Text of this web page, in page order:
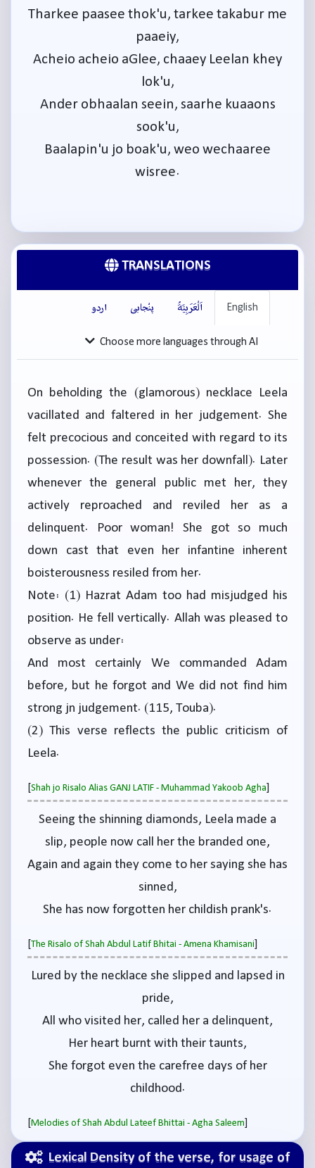
Lexical Density of the verse, for usage of
Tharkee paasee thok'u, tarkee takabur me
paaeiy,
Acheio acheio aGlee, chaaey Leelan khey
lok'u,
Ander obhaalan seein, saarhe kuaaons
sook'u,
Baalapin'u jo boak'u, weo wechaaree
wisree.
TRANSLATIONS
English اَلْعَرَبِيَّةُ پنْجابی اردو
Choose more languages through AI
On beholding the (glamorous) necklace Leela
vacillated and faltered in her judgement. She
felt precocious and conceited with regard to its
possession. (The result was her downfall). Later
whenever the general public met her, they
actively reproached and reviled her as a
delinquent. Poor woman! She got so much
down cast that even her infantine inherent
boisterousness resiled from her.
Note: (1) Hazrat Adam too had misjudged his
position. He fell vertically. Allah was pleased to
observe as under:
And most certainly We commanded Adam
before, but he forgot and We did not find him
strong jn judgement. (115, Touba).
(2) This verse reflects the public criticism of
Leela.
[Shah jo Risalo Alias GANJ LATIF - Muhammad Yakoob Agha
Seeing the shinning diamonds, Leela made a
slip, people now call her the branded one,
Again and again they come to her saying she has
sinned,
She has now forgotten her childish prank's.
[The Risalo of Shah Abdul Latif Bhitai - Amena Khamisani
Lured by the necklace she slipped and lapsed in
pride,
All who visited her, called her a delinquent,
Her heart burnt with their taunts,
She forgot even the carefree days of her
childhood.
[Melodies of Shah Abdul Lateef Bhittai - Agha Saleem